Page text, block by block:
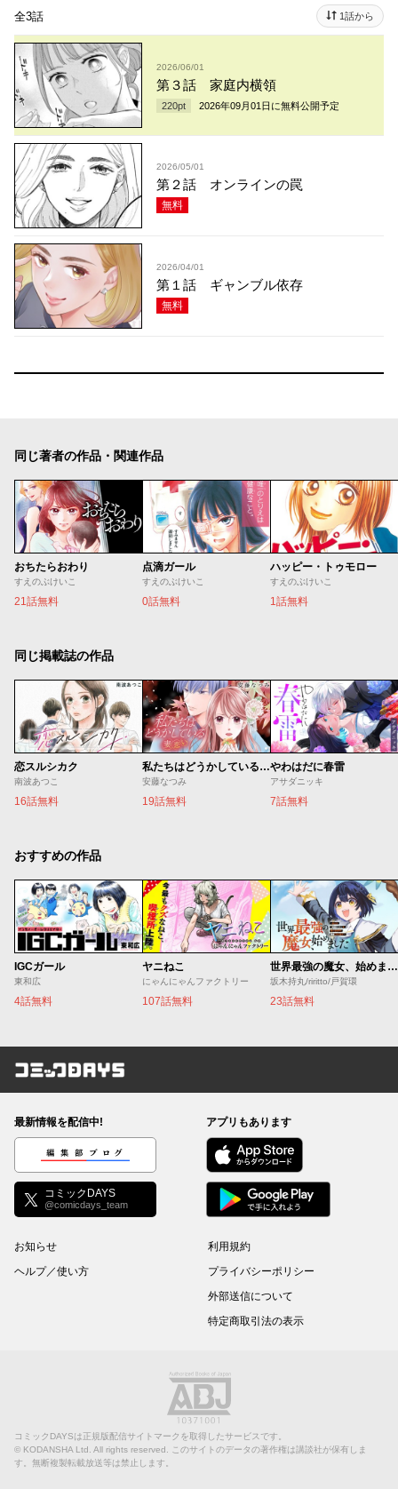
全3話 1話から
2026/06/01
第３話 家庭内横領
220pt 2026年09月01日 に無料公開予定
2026/05/01
第２話 オンラインの罠
無料
2026/04/01
第１話 ギャンブル依存
無料
同じ著者の作品・関連作品
おちたらおわり
すえのぶけいこ
21話無料
点滴ガール
すえのぶけいこ
0話無料
ハッピー・トゥモロー
すえのぶけいこ
1話無料
同じ掲載誌の作品
恋スルシカク
南波あつこ
16話無料
私たちはどうかしている 妻恋い
安藤なつみ
19話無料
やわはだに春雷
アサダニッキ
7話無料
おすすめの作品
IGCガール
東和広
4話無料
ヤニねこ
にゃんにゃんファクトリー
107話無料
世界最強の魔女、始めました ～私だけ『攻略サイト』を見れる世界で自由に生きます～
坂木持丸/riritto/戸賀環
23話無料
コミックDAYS
最新情報を配信中!
編集部ブログ
コミックDAYS
@comicdays_team
アプリもあります
お知らせ
ヘルプ／使い方
利用規約
プライバシーポリシー
外部送信について
特定商取引法の表示
コミックDAYSは正規版配信サイトマークを取得したサービスです。
© KODANSHA Ltd. All rights reserved. このサイトのデータの著作権は講談社が保有しま
す。無断複製転載放送等は禁止します。